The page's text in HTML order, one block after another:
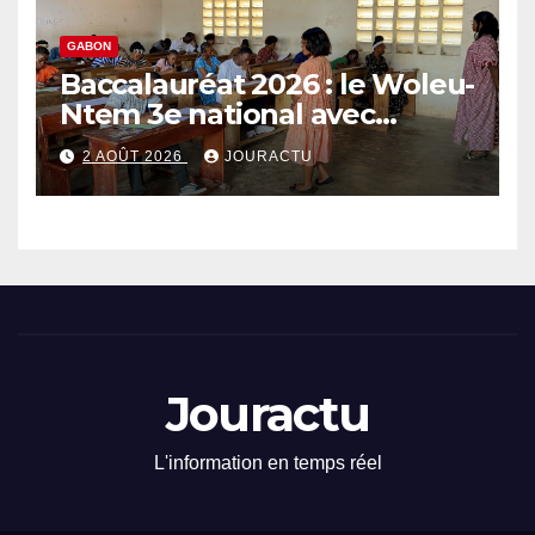
GABON
Baccalauréat 2026 : le Woleu-
Ntem 3e national avec
89,64% de taux de réussite
2 AOÛT 2026 JOURACTU
Jouractu
L'information en temps réel